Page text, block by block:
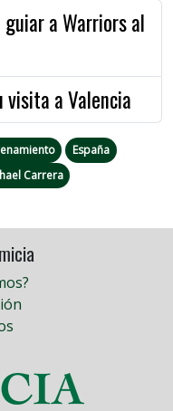
a Warriors al
visita a Valencia
España
Carrera